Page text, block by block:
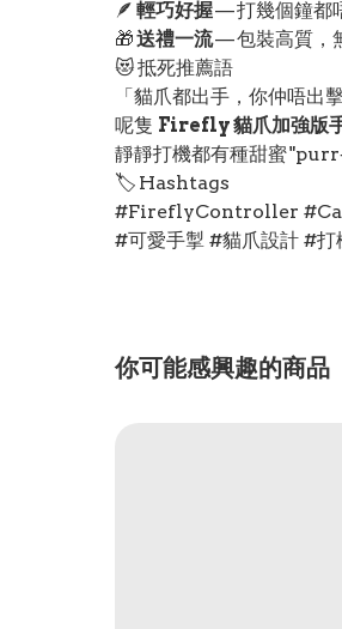
🪶 輕巧好握— 打幾個鐘都
🎁送禮一流— 包裝高質，
😻 抵死推薦語
「貓爪都出手，你仲唔出
呢隻 Firefly 貓爪加強版
靜靜打機都有種甜蜜
🏷️ Hashtags
#FireflyController
#可愛手掣 #貓爪設計 #
你可能感興趣的商品